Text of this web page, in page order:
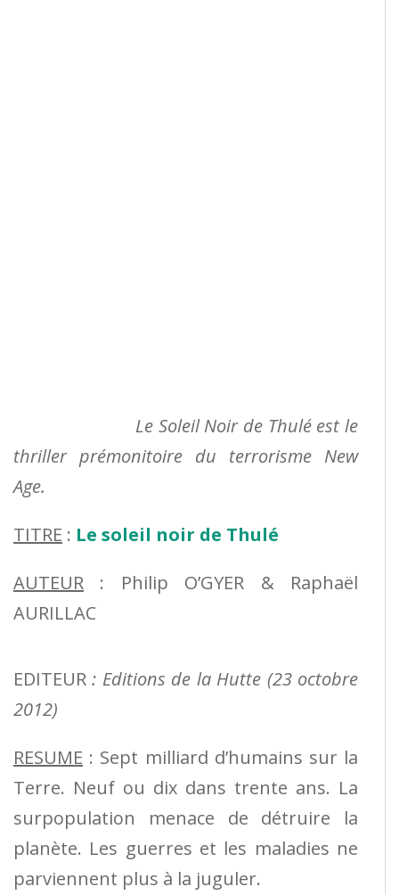
Le Soleil Noir de Thulé est le
thriller prémonitoire du terrorisme New
Age.
TITRE : Le soleil noir de Thulé
AUTEUR : Philip O’GYER & Raphaël
AURILLAC
EDITEUR : Editions de la Hutte (23 octobre
2012)
RESUME : Sept milliard d’humains sur la
Terre. Neuf ou dix dans trente ans. La
surpopulation menace de détruire la
planète. Les guerres et les maladies ne
parviennent plus à la juguler.